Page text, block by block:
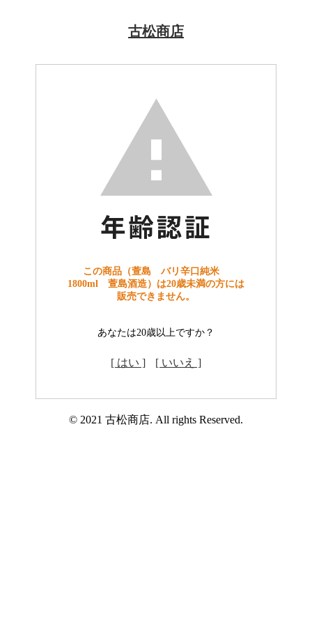
古松商店
この商品（萱島 バリ辛口純米
1800ml 萱島酒造）は20歳未満の方には
販売できません。
あなたは20歳以上ですか？
[ はい ] [ いいえ ]
© 2021 古松商店. All rights Reserved.